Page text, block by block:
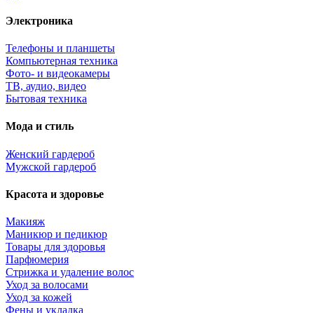
Электроника
Телефоны и планшеты
Компьютерная техника
Фото- и видеокамеры
ТВ, аудио, видео
Бытовая техника
Мода и стиль
Женский гардероб
Мужской гардероб
Красота и здоровье
Макияж
Маникюр и педикюр
Товары для здоровья
Парфюмерия
Стрижка и удаление волос
Уход за волосами
Уход за кожей
Фены и укладка